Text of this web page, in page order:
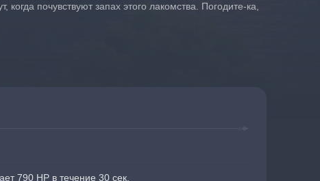
почувствуют запах этого лакомства. Погодите-ка,
790 HP в течение 30 сек.